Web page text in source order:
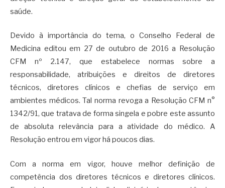
saúde.
Devido à importância do tema, o Conselho Federal de
Medicina editou em 27 de outubro de 2016 a Resolução
CFM nº 2.147, que estabelece normas sobre a
responsabilidade, atribuições e direitos de diretores
técnicos, diretores clínicos e chefias de serviço em
ambientes médicos. Tal norma revoga a Resolução CFM n°
1342/91, que tratava de forma singela e pobre este assunto
de absoluta relevância para a atividade do médico. A
Resolução entrou em vigor há poucos dias.
Com a norma em vigor, houve melhor definição de
competência dos diretores técnicos e diretores clínicos.